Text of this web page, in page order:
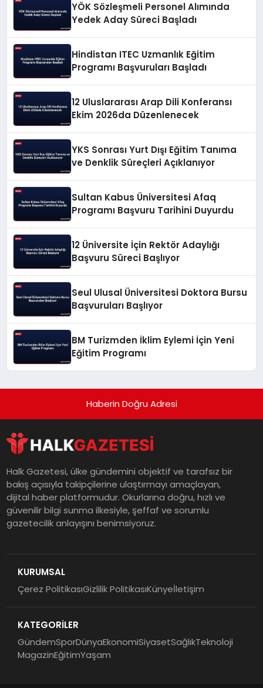
YÖK Sözleşmeli Personel Alımında
Yedek Aday Süreci Başladı
Hindistan ITEC Uzmanlık Eğitim
Programı Başvuruları Başladı
12 Uluslararası Arap Dili Konferansı
Ekim 2026da Düzenlenecek
YKS Sonrası Yurt Dışı Eğitim Tanıma
ve Denklik Süreçleri Açıklanıyor
Sultan Kabus Üniversitesi Afaq
Programı Başvuru Tarihini Duyurdu
12 Üniversite İçin Rektör Adaylığı
Başvuru Süreci Başlıyor
Seul Ulusal Üniversitesi Doktora Bursu
Başvuruları Başlıyor
BM Turizmden İklim Eylemi İçin Yeni
Eğitim Programı
Haberin Doğru Adresi
Halk Gazetesi, ülke gündemini objektif ve tarafsız bir
bakış açısıyla takipçilerine ulaştırmayı amaçlayan,
dijital haber platformudur. Okurlarına doğru, hızlı ve
güvenilir bilgi sunma ilkesiyle, şeffaf ve sorumlu
gazetecilik anlayışını benimsiyoruz.
KURUMSAL
Çerez PolitikasıGizlilik PolitikasıKünyeİletişim
KATEGORİLER
GündemSporDünyaEkonomiSiyasetSağlıkTeknoloji
MagazinEğitimYaşam